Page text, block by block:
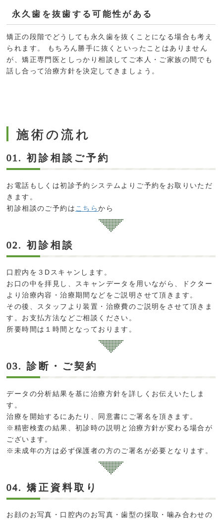
永久歯を抜歯する可能性がある
矯正の段階でどうしても永久歯を抜くことになる場合も考え
られます。 もちろん勝手に抜くといったことはありません
が、矯正専門医としっかり相談してご本人・ご家族の間でも
話し合って治療方針を決定してきましょう。
施術の流れ
01. 初診相談ご予約
お電話もしくは初診予約システムよりご予約をお取りいただ
きます。
初診相談のご予約は こちらから
02. 初診相談
口腔内を３Dスキャンします。
お口の中を拝見し、スキャンデータを用いながら、ドクター
より治療内容・治療期間などをご説明させて頂きます。
その後、スタッフより装置・治療費のご説明をさせて頂きま
す。お支払方法などご相談ください。
所要時間は１時間となっております。
03. 診断・ご契約
データの分析結果を基に治療方針を詳しくお伝えいたしま
す。
治療を開始するにあたり、同意書にご署名を頂きます。
※精密検査の結果、初診時の説明と治療方針が変わる場合が
ございます。
※未成年の方は必ず保護者の方のご署名が必要となります。
04. 矯正資料取り
お顔のお写真・口腔内のお写真・歯型の採取・噛み合わせの